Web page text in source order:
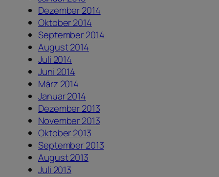
Dezember 2014
Oktober 2014
September 2014
August 2014
Juli 2014
Juni 2014
März 2014
Januar 2014
Dezember 2013
November 2013
Oktober 2013
September 2013
August 2013
Juli 2013